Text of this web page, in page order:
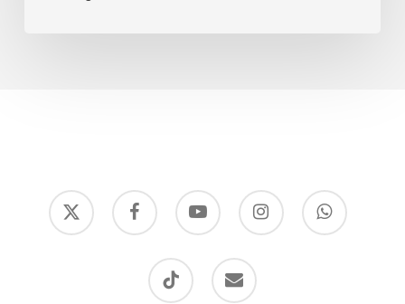
x-
twitter
facebook youtube instagram whatsapp
tiktok email